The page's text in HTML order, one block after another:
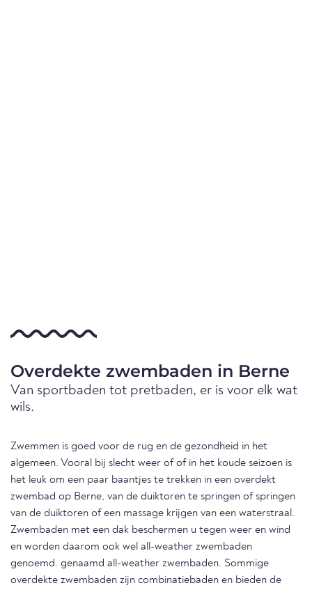
Overdekte zwembaden in Berne
Van sportbaden tot pretbaden, er is voor elk wat
wils.
Zwemmen is goed voor de rug en de gezondheid in het
algemeen. Vooral bij slecht weer of of in het koude seizoen is
het leuk om een paar baantjes te trekken in een overdekt
zwembad op Berne, van de duiktoren te springen of springen
van de duiktoren of een massage krijgen van een waterstraal.
Zwembaden met een dak beschermen u tegen weer en wind
en worden daarom ook wel all-weather zwembaden
genoemd. genaamd all-weather zwembaden. Sommige
overdekte zwembaden zijn combinatiebaden en bieden de